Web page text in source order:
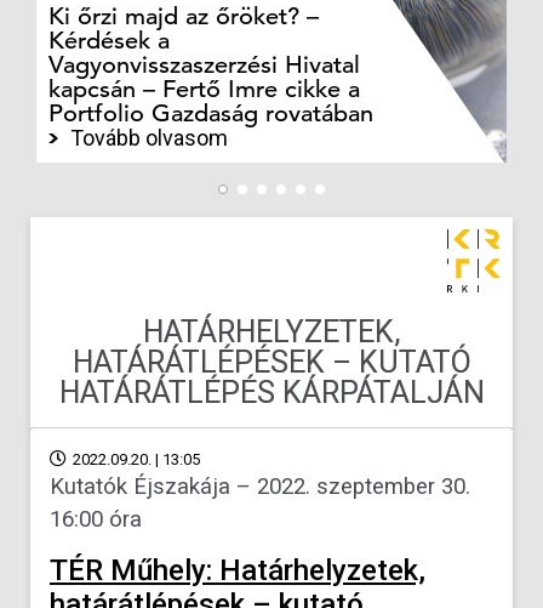
Ki őrzi majd az őröket? –
Kérdések a
Vagyonvisszaszerzési Hivatal
kapcsán – Fertő Imre cikke a
Portfolio Gazdaság rovatában
Tovább olvasom
HATÁRHELYZETEK,
HATÁRÁTLÉPÉSEK – KUTATÓ
HATÁRÁTLÉPÉS KÁRPÁTALJÁN
2022.09.20. | 13:05
Kutatók Éjszakája – 2022. szeptember 30.
16:00 óra
TÉR Műhely: Határhelyzetek,